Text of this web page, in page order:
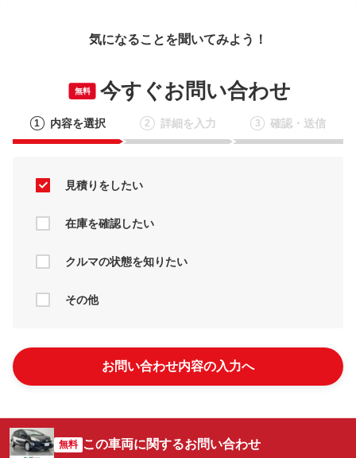
気になることを聞いてみよう！
無料 今すぐお問い合わせ
1 内容を選択 2 詳細を入力 3 確認・送信
見積りをしたい
在庫を確認したい
クルマの状態を知りたい
その他
お問い合わせ内容の入力へ
無料 この車両に関するお問い合わせ